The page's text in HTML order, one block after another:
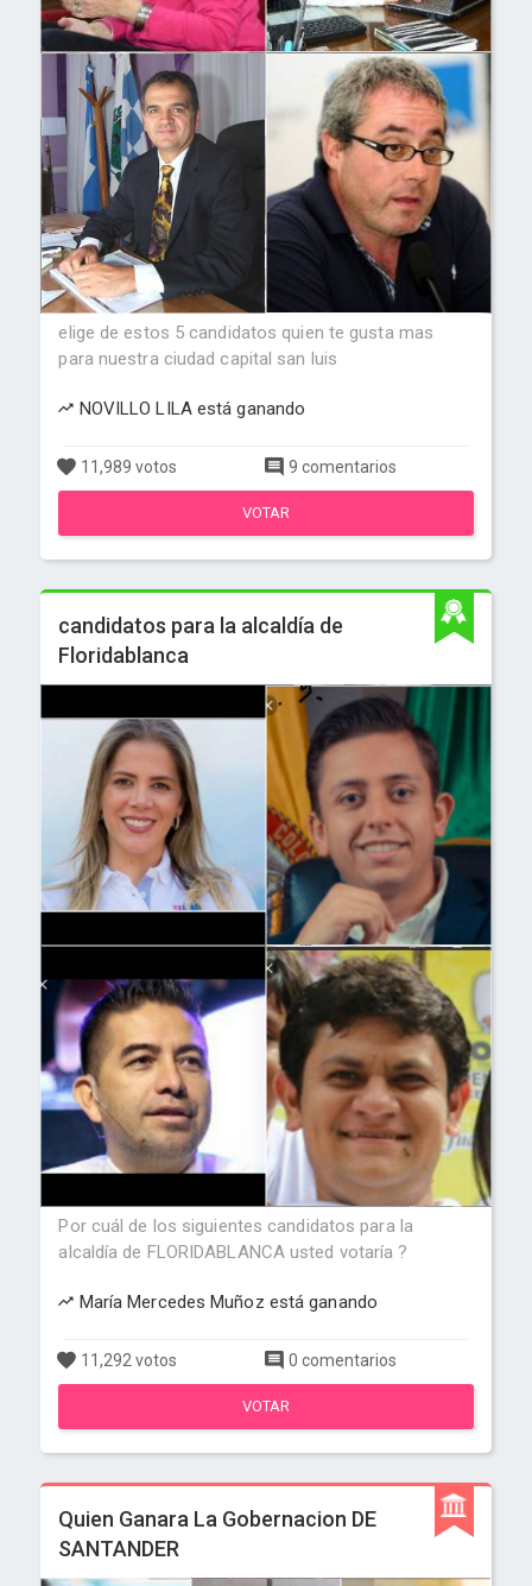
elige de estos 5 candidatos quien te gusta mas
para nuestra ciudad capital san luis
NOVILLO LILA está ganando
11,989 votos 9 comentarios
VOTAR
candidatos para la alcaldía de
Floridablanca
Por cuál de los siguientes candidatos para la
alcaldía de FLORIDABLANCA usted votaría ?
María Mercedes Muñoz está ganando
11,292 votos 0 comentarios
VOTAR
Quien Ganara La Gobernacion DE
SANTANDER